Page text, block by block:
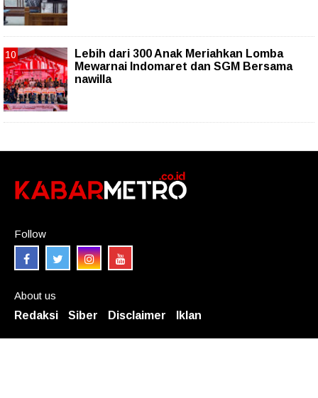
Lebih dari 300 Anak Meriahkan Lomba
Mewarnai Indomaret dan SGM Bersama
nawilla
Follow
About us
Redaksi
Siber Disclaimer Iklan